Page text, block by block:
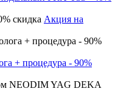
Акция на
+ процедура - 90%